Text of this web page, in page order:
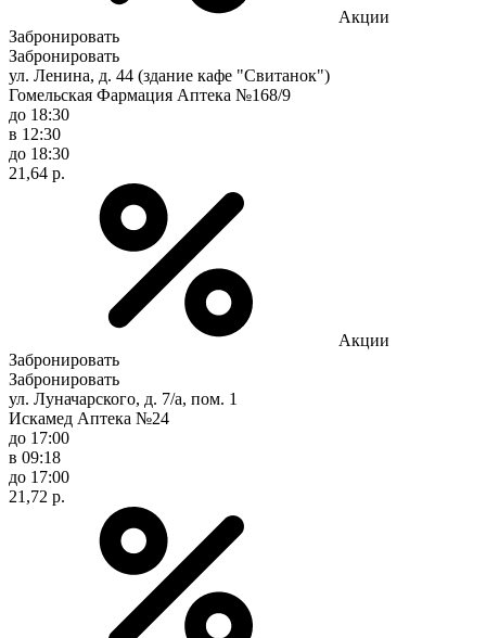
Акции
Забронировать
Забронировать
ул. Ленина, д. 44 (здание кафе "Свитанок")
Гомельская Фармация Аптека №168/9
до 18:30
в 12:30
до 18:30
21,64 р.
Акции
Забронировать
Забронировать
ул. Луначарского, д. 7/а, пом. 1
Искамед Аптека №24
до 17:00
в 09:18
до 17:00
21,72 р.